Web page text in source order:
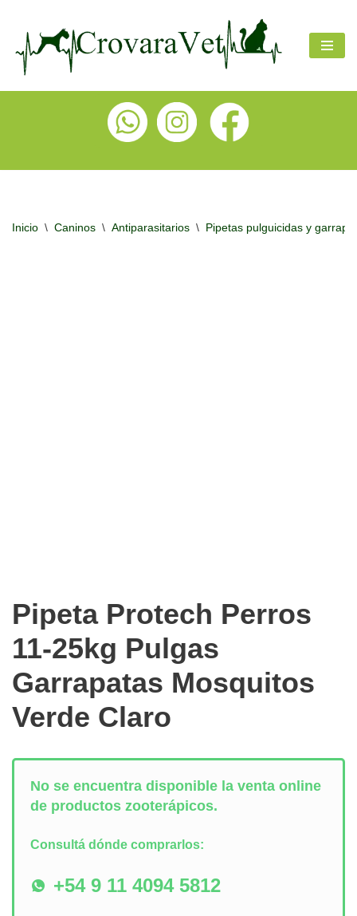
Inicio \ Caninos \ Antiparasitarios \ Pipetas pulguicidas y
Pipeta Protech Perros
11-25kg Pulgas
Garrapatas Mosquitos
Verde Claro
No se encuentra disponible la venta online
de productos zooterápicos.
Consultá dónde comprarlos:
+54 9 11 4094 5812